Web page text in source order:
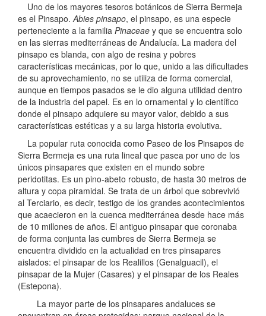
Uno de los mayores tesoros botánicos de Sierra Bermeja
es el Pinsapo.Abies pinsapo, el pinsapo, es una especie
perteneciente a la familia Pinaceae y que se encuentra solo
en las sierras mediterráneas de Andalucía. La madera del
pinsapo es blanda, con algo de resina y pobres
características mecánicas, por lo que, unido a las dificultades
de su aprovechamiento, no se utiliza de forma comercial,
aunque en tiempos pasados se le dio alguna utilidad dentro
de la industria del papel. Es en lo ornamental y lo científico
donde el pinsapo adquiere su mayor valor, debido a sus
características estéticas y a su larga historia evolutiva.
La popular ruta conocida como Paseo de los Pinsapos de
Sierra Bermeja es una ruta lineal que pasea por uno de los
únicos pinsapares que existen en el mundo sobre
peridotitas. Es un pino-abeto robusto, de hasta 30 metros de
altura y copa piramidal. Se trata de un árbol que sobrevivió
al Terciario, es decir, testigo de los grandes acontecimientos
que acaecieron en la cuenca mediterránea desde hace más
de 10 millones de años. El antiguo pinsapar que coronaba
de forma conjunta las cumbres de Sierra Bermeja se
encuentra dividido en la actualidad en tres pinsapares
aislados: el pinsapar de los Realillos (Genalguacil), el
pinsapar de la Mujer (Casares) y el pinsapar de los Reales
(Estepona).
La mayor parte de los pinsapares andaluces se